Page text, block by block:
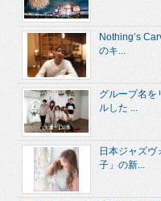
Nothing’s
のキ...
グループ名を
ルした ...
日本ジャズ
子」の新...